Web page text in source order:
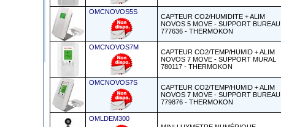
OMCNOVOS5S
CAPTEUR CO2/HUMIDITE + ALIM
NOVOS 5 MOVE - SUPPORT BUREAU
777636 - THERMOKON
OMCNOVOS7M
CAPTEUR CO2/TEMP/HUMID + ALIM
NOVOS 7 MOVE - SUPPORT MURAL
780117 - THERMOKON
OMCNOVOS7S
CAPTEUR CO2/TEMP/HUMID + ALIM
NOVOS 7 MOVE - SUPPORT BUREAU
779876 - THERMOKON
OMLDEM300